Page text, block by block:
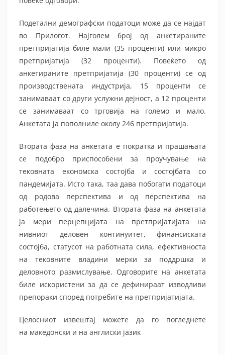
Подетални демографски податоци може да се најдат
во Прилогот. Најголем број од анкетираните
претпријатија биле мали (35 проценти) или микро
претпријатија (32 проценти). Повеќето од
анкетираните претпријатија (30 проценти) се од
производствената индустрија, 15 проценти се
занимаваат со други услужни дејност, а 12 проценти
се занимаваат со трговија на големо и мало.
Анкетата ја пополниле околу 246 претпријатија.
Втората фаза на анкетата е пократка и прашањата
се подобро приспособени за проучување на
тековната економска состојба и состојбата со
пандемијата. Исто така, таа дава побогати податоци
од родова перспектива и од перспектива на
работењето од далечина. Втората фаза на анкетата
ја мери перцепцијата на претпријатијата на
нивниот деловен континуитет, финансиската
состојба, статусот на работната сила, ефективноста
на тековните владини мерки за поддршка и
деловното размислување. Одговорите на анкетата
биле искористени за да се дефинираат изводливи
препораки според потребите на претпријатијата.
Целосниот извештај можете да го погледнете
на македонски и наанглиски јазик